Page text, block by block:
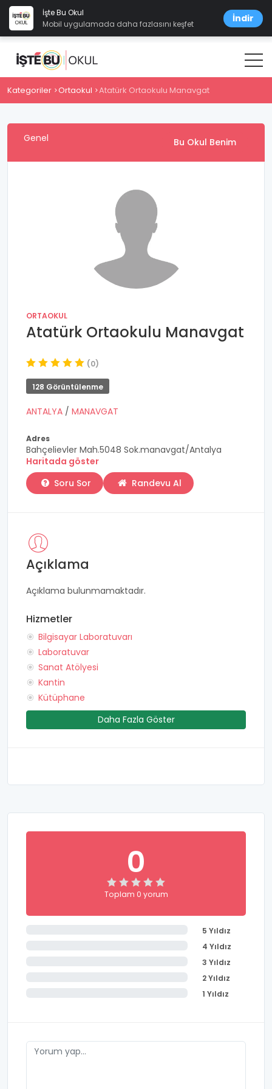
İşte Bu Okul
Mobil uygulamada daha fazlasını keşfet
İndir
Kategoriler Ortaokul Atatürk Ortaokulu Manavgat
Genel Bu Okul Benim
ORTAOKUL
Atatürk Ortaokulu Manavgat
(0)
128 Görüntülenme
ANTALYA / MANAVGAT
Adres
Bahçelievler Mah.5048 Sok.manavgat/Antalya
Haritada göster
Soru Sor
Randevu Al
Açıklama
Açıklama bulunmamaktadır.
Hizmetler
Bilgisayar Laboratuvarı
Laboratuvar
Sanat Atölyesi
Kantin
Kütüphane
Daha Fazla Göster
0
Toplam 0 yorum
5 Yıldız
4 Yıldız
3 Yıldız
2 Yıldız
1 Yıldız